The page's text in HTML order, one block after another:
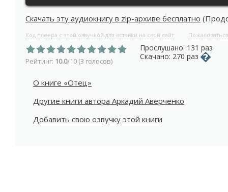
Скачать эту аудиокнигу в zip-архиве бесплатно
Код плеера с этой озвучкой для вставки на свой сайт Пожаловаться
Рейтинг: 10.0/10 (3 голосов)
Прослушано: 131 раз
Скачано: 270 раз
О книге «Отец»
Другие книги автора Аркадий Аверченко
Добавить свою озвучку этой книги